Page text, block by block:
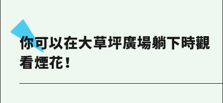
你可以在大草坪廣場躺下時觀
看煙花！